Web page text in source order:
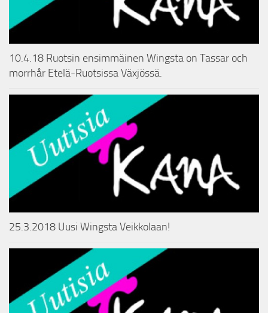
10.4.18 Ruotsin ensimmäinen Wingsta on Tassar och
morrhår Etelä-Ruotsissa Växjössä.
25.3.2018 Uusi Wingsta Veikkolaan!